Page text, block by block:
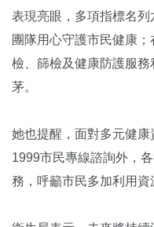
表現亮眼，多項指標名
團隊用心守護市民健康
檢、篩檢及健康防護服
茅。
她也提醒，面對多元健
1999市民專線諮詢外，
務，呼籲市民多加利用資